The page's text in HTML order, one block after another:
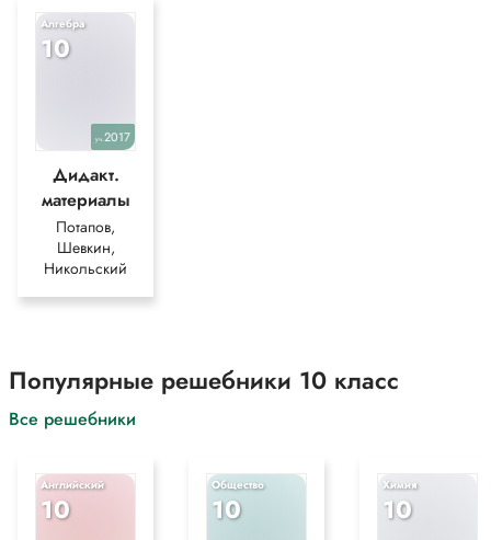
Алгебра
10
уч.2017
Дидакт.
материалы
Потапов,
Шевкин,
Никольский
Популярные решебники 10 класс
Все решебники
Английский
10
Общество
10
Химия
10